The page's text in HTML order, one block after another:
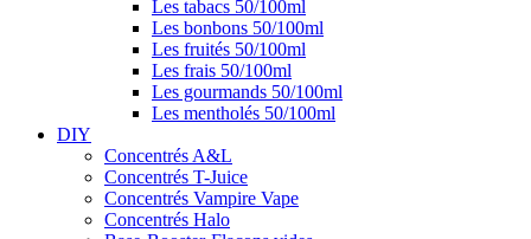
Les tabacs 50/100ml
Les bonbons 50/100ml
Les fruités 50/100ml
Les frais 50/100ml
Les gourmands 50/100ml
Les mentholés 50/100ml
DIY
Concentrés A&L
Concentrés T-Juice
Concentrés Vampire Vape
Concentrés Halo